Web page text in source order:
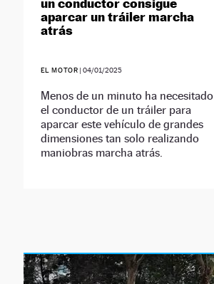
un conductor consigue
aparcar un tráiler marcha
atrás
EL MOTOR |04/01/2025
Menos de un minuto ha necesitado
el conductor de un tráiler para
aparcar este vehículo de grandes
dimensiones tan solo realizando
maniobras marcha atrás.